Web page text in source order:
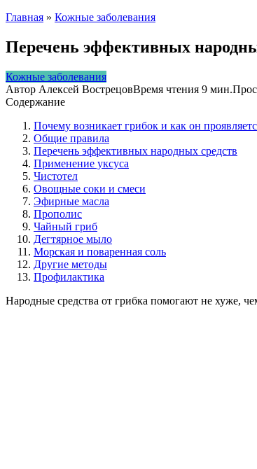
Главная » Кожные заболевания
Перечень эффективных
Кожные заболевания
Автор Алексей ВострецовВремя чтения 9 мин.
Содержание
Почему возникает грибок и как он
Общие правила
Перечень эффективных народных средств
Применение уксуса
Чистотел
Овощные соки и смеси
Эфирные масла
Прополис
Чайный гриб
Дегтярное мыло
Морская и поваренная соль
Другие методы
Профилактика
Народные средства от грибка помогают не хуже,